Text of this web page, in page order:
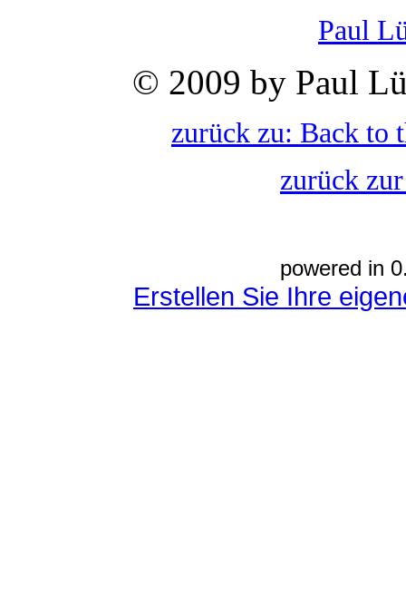
Paul
© 2009 by Paul
zurück zu: Back to
zurück
powered in
Erstellen Sie Ihre